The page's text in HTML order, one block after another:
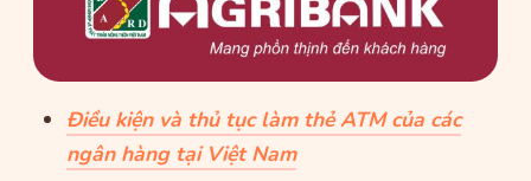
Điều kiện và thủ tục làm thẻ ATM của các
ngân hàng tại Việt Nam